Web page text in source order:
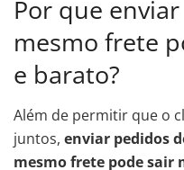
Por que
mesmo frete
e barato?
Além de permitir que o
juntos, enviar pedidos
mesmo frete pode sair